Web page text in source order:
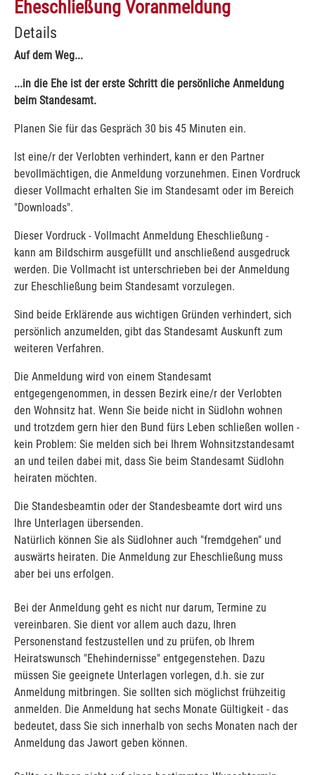
Eheschließung Voranmeldung
Details
Auf dem Weg...
...in die Ehe ist der erste Schritt die persönliche Anmeldung
beim Standesamt.
Planen Sie für das Gespräch 30 bis 45 Minuten ein.
Ist eine/r der Verlobten verhindert, kann er den Partner
bevollmächtigen, die Anmeldung vorzunehmen. Einen Vordruck
dieser Vollmacht erhalten Sie im Standesamt oder im Bereich
"Downloads".
Dieser Vordruck - Vollmacht Anmeldung Eheschließung -
kann am Bildschirm ausgefüllt und anschließend ausgedruck
werden. Die Vollmacht ist unterschrieben bei der Anmeldung
zur Eheschließung beim Standesamt vorzulegen.
Sind beide Erklärende aus wichtigen Gründen verhindert, sich
persönlich anzumelden, gibt das Standesamt Auskunft zum
weiteren Verfahren.
Die Anmeldung wird von einem Standesamt
entgegengenommen, in dessen Bezirk eine/r der Verlobten
den Wohnsitz hat. Wenn Sie beide nicht in Südlohn wohnen
und trotzdem gern hier den Bund fürs Leben schließen wollen -
kein Problem: Sie melden sich bei Ihrem Wohnsitzstandesamt
an und teilen dabei mit, dass Sie beim Standesamt Südlohn
heiraten möchten.
Die Standesbeamtin oder der Standesbeamte dort wird uns
Ihre Unterlagen übersenden.
Natürlich können Sie als Südlohner auch "fremdgehen" und
auswärts heiraten. Die Anmeldung zur Eheschließung muss
aber bei uns erfolgen.
Bei der Anmeldung geht es nicht nur darum, Termine zu
vereinbaren. Sie dient vor allem auch dazu, Ihren
Personenstand festzustellen und zu prüfen, ob Ihrem
Heiratswunsch "Ehehindernisse" entgegenstehen. Dazu
müssen Sie geeignete Unterlagen vorlegen, d.h. sie zur
Anmeldung mitbringen. Sie sollten sich möglichst frühzeitig
anmelden. Die Anmeldung hat sechs Monate Gültigkeit - das
bedeutet, dass Sie sich innerhalb von sechs Monaten nach der
Anmeldung das Jawort geben können.